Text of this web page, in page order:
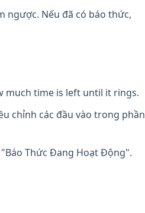
ngược. Nếu đã có báo thức,
much time is left until it rings.
chỉnh các đầu vào trong phần
Thức Đang Hoạt Động".